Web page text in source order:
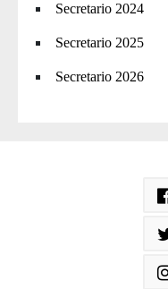
Secretario 2024
Secretario 2025
Secretario 2026